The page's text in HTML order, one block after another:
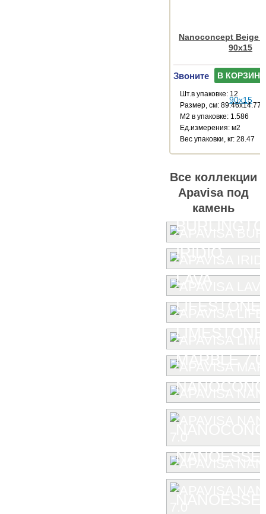
Nanoconcept Beige
90x15
Звоните В КОРЗИНУ
Шт.в упаковке: 12
Размер, см: 89.46x14.77
М2 в упаковке: 1.586
Ед.измерения: м2
Веc упаковки, кг: 28.47
Все коллекции
Apavisa под
камень
IRIDIO
LAVA
LIFESTONE
LIMESTONE
MARBLE 7.0